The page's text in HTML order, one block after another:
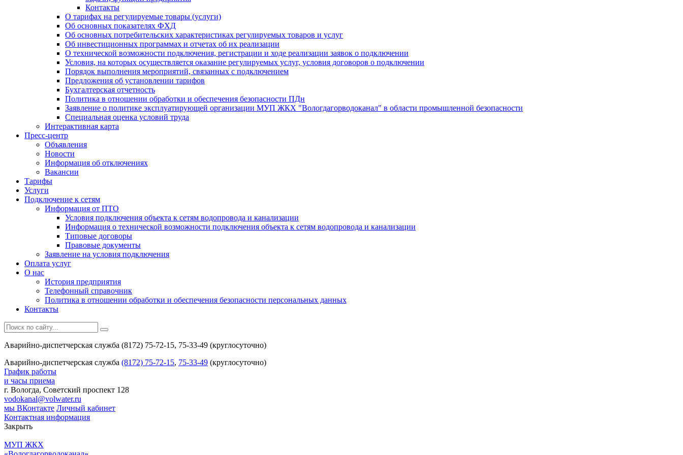
Контакты
О тарифах на регулируемые товары (услуги)
Об основных показателях ФХД
Об основных потребительских характеристиках регулируемых товаров и услуг
Об инвестиционных программах и отчетах об их реализации
О технической возможности подключения, регистрации и ходе реализации заявок о подключении
Условия, на которых осуществляется оказание регулируемых услуг, условия договоров о подключении
Порядок выполнения мероприятий, связанных с подключением
Предложения об установлении тарифов
Бухгалтерская отчетность
Политика в отношении обработки и обеспечения безопасности ПДн
Заявление о политике эксплуатирующей организации МУП ЖКХ "Вологдагорводоканал" в области промышленной безопасности
Специальная оценка условий труда
Интерактивная карта
Пресс-центр
Объявления
Новости
Информация об отключениях
Вакансии
Тарифы
Услуги
Подключение к сетям
Информация от ПТО
Условия подключения объекта к сетям водопровода и канализации
Информация о технической возможности подключения объекта к сетям водопровода и канализации
Типовые договоры
Правовые документы
Заявление на условия подключения
Оплата услуг
О нас
История предприятия
Телефонный справочник
Политика в отношении обработки и обеспечения безопасности персональных данных
Контакты
Аварийно-диспетчерская служба (8172) 75-72-15, 75-33-49 (круглосуточно)
Аварийно-диспетчерская служба (8172) 75-72-15, 75-33-49 (круглосуточно)
График работы
и часы приема
г. Вологда, Советский проспект 128
vodokanal@volwater.ru
мы ВКонтакте Личный кабинет
Контактная информация
Закрыть
МУП ЖКХ